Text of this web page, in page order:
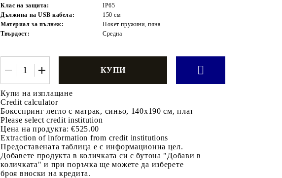
Клас на защита:
IP65
Дължина на USB кабела:
150 см
Материал за пълнеж:
Покет пружини, пяна
Твърдост:
Средна
Купи на изплащане
Credit calculator
Боксспринг легло с матрак, синьо, 140x190 см, плат
Please select credit institution
Цена на продукта: €525.00
Extraction of information from credit institutions
Предоставената таблица е с информационна цел.
Добавете продукта в количката си с бутона "Добави в
количката" и при поръчка ще можете да изберете
броя вноски на кредита.